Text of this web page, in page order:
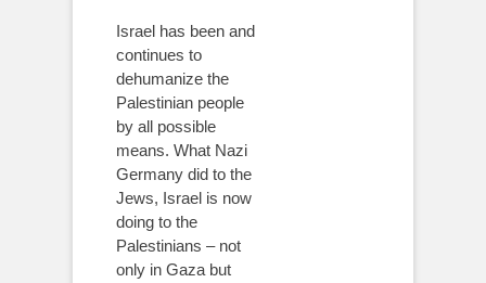
Israel has been and
continues to
dehumanize the
Palestinian people
by all possible
means. What Nazi
Germany did to the
Jews, Israel is now
doing to the
Palestinians – not
only in Gaza but